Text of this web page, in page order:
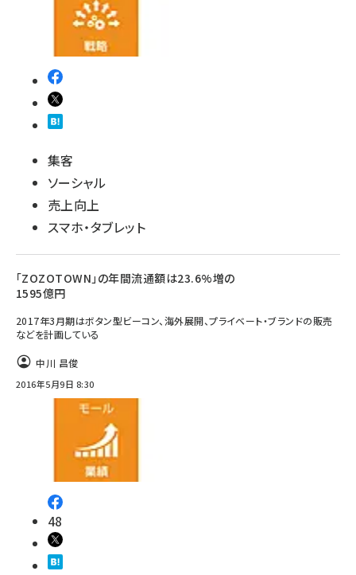
集客
ソーシャル
売上向上
スマホ・タブレット
「ZOZOTOWN」の年間流通額は23.6%増の
1595億円
2017年3月期はボタン型ビーコン、海外展開、プライベート・ブランドの販売
などを計画している
中川 昌俊
2016年5月9日 8:30
48